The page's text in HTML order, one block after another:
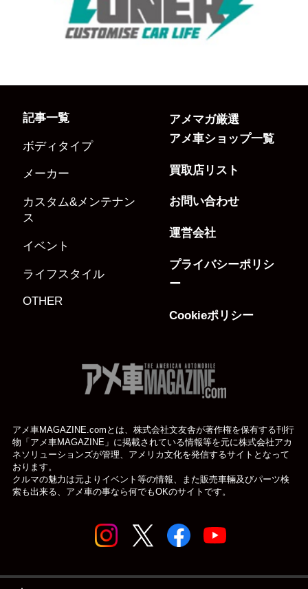
記事一覧
ボディタイプ
メーカー
カスタム&メンテナン
ス
イベント
ライフスタイル
OTHER
アメマガ厳選
アメ車ショップ一覧
買取店リスト
お問い合わせ
運営会社
プライバシーポリシ
ー
Cookieポリシー
アメ車MAGAZINE.comとは、株式会社文友舎が著作権を保有する刊行
物「アメ車MAGAZINE」に掲載されている情報等を元に株式会社アカ
ネソリューションズが管理、アメリカ文化を発信するサイトとなって
おります。
クルマの魅力は元よりイベント等の情報、また販売車輛及びパーツ検
索も出来る、アメ車の事なら何でもOKのサイトです。